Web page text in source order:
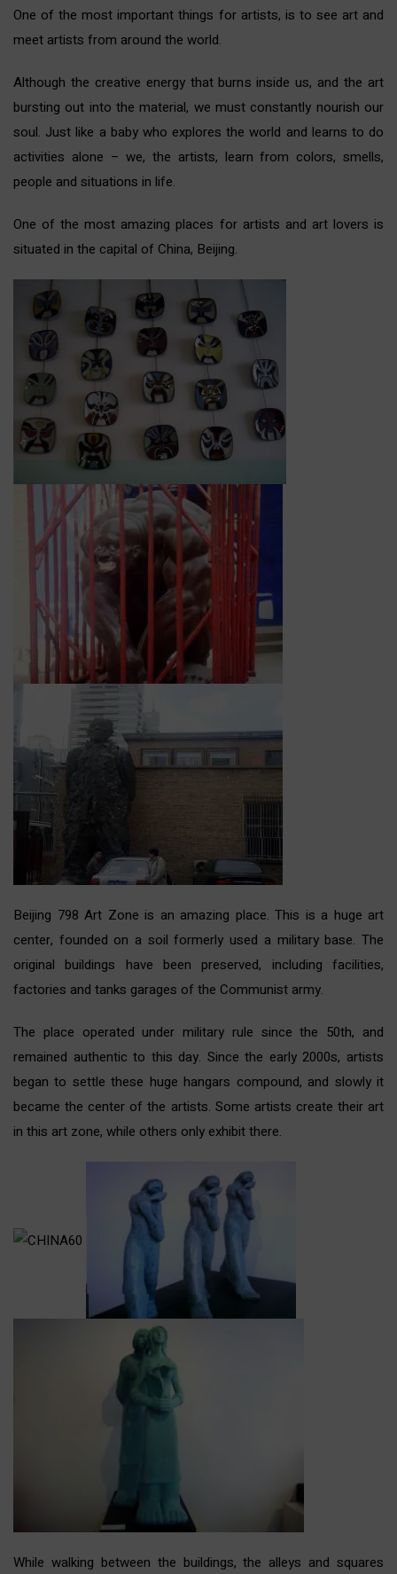
One of the most important things for artists, is to see art and
meet artists from around the world.
Although the creative energy that burns inside us, and the art
bursting out into the material, we must constantly nourish our
soul. Just like a baby who explores the world and learns to do
activities alone – we, the artists, learn from colors, smells,
people and situations in life.
One of the most amazing places for artists and art lovers is
situated in the capital of China, Beijing.
Beijing 798 Art Zone is an amazing place. This is a huge art
center, founded on a soil formerly used a military base. The
original buildings have been preserved, including facilities,
factories and tanks garages of the Communist army.
The place operated under military rule since the 50th, and
remained authentic to this day. Since the early 2000s, artists
began to settle these huge hangars compound, and slowly it
became the center of the artists. Some artists create their art
in this art zone, while others only exhibit there.
While walking between the buildings, the alleys and squares